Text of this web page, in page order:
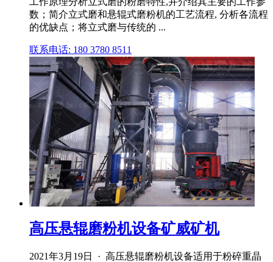
数；简介立式磨和悬辊式磨粉机的工艺流程, 分析各流程
的优缺点；将立式磨与传统的 ...
联系电话: 180 3780 8511
高压悬辊磨粉机设备矿威矿机
2021年3月19日 · 高压悬辊磨粉机设备适用于粉碎重晶